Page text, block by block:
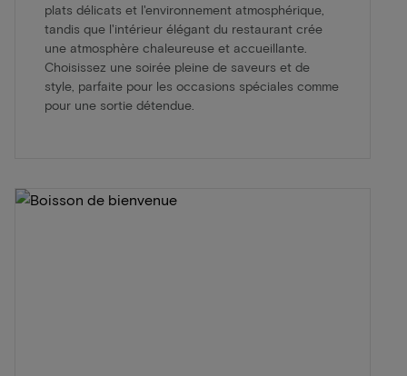
plats délicats et l'environnement atmosphérique,
tandis que l'intérieur élégant du restaurant crée
une atmosphère chaleureuse et accueillante.
Choisissez une soirée pleine de saveurs et de
style, parfaite pour les occasions spéciales comme
pour une sortie détendue.